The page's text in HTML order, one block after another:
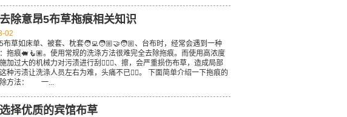
除意昂5布草拖痕相关知识
02
草如床单、被套、枕套🧑‍💻🧑🏼‍🤝‍🧑🏼、台布时，经常会遇到一种
拖痕🐖🧜🏽。使用常规的洗涤方法很难完全去除拖痕。而使用高浓度
加过大的机械力对污渍进行刮🏌🏼‍♂️、擦，会严重损伤布草，造成局部
种污渍让洗涤人员左右为难，头痛不已👈🏿。 下面简单介绍一下拖痕的
除方法： 一...
择优质的宾馆布草